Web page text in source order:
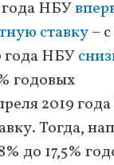
года НБУ
ставку–
года НБУ
годовых
2019
Тогда,
до 17,5%